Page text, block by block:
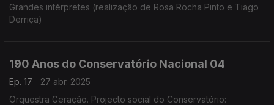
Grandes intérpretes (realização de Rosa Rocha Pinto e Tiago
Derriça)
190 Anos do Conservatório Nacional 04
Ep. 17
27 abr. 2025
Orquestra Geração. Projecto social do Conservatório: